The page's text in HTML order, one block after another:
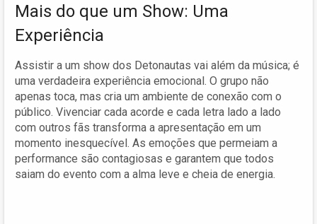
Mais do que um Show: Uma
Experiência
Assistir a um show dos Detonautas vai além da música; é
uma verdadeira experiência emocional. O grupo não
apenas toca, mas cria um ambiente de conexão com o
público. Vivenciar cada acorde e cada letra lado a lado
com outros fãs transforma a apresentação em um
momento inesquecível. As emoções que permeiam a
performance são contagiosas e garantem que todos
saiam do evento com a alma leve e cheia de energia.